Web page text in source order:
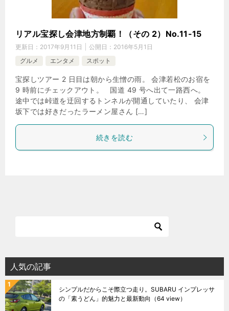
リアル宝探し会津地方制覇！（その 2）No.11-15
更新日： 2017年9月11日 公開日： 2016年5月1日
グルメ
エンタメ スポット
宝探しツアー 2 日目は朝から生憎の雨。 会津若松のお宿を
9 時前にチェックアウト。 国道 49 号へ出て一路西へ。
途中では峠道を迂回するトンネルが開通していたり、 会津
坂下では好きだったラーメン屋さん […]
続きを読む
人気の記事
シンプルだからこそ際立つ走り。SUBARU インプレッサ
の「素うどん」的魅力と最新動向 （64 view）